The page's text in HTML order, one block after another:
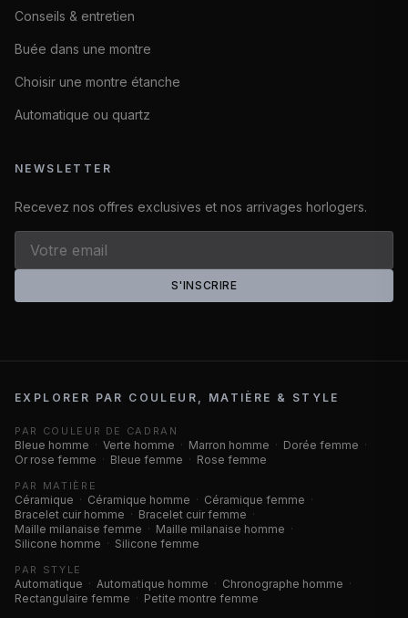
Conseils & entretien
Buée dans une montre
Choisir une montre étanche
Automatique ou quartz
NEWSLETTER
Recevez nos offres exclusives et nos arrivages horlogers.
S'INSCRIRE
EXPLORER PAR COULEUR, MATIÈRE & STYLE
PAR COULEUR DE CADRAN
Bleue homme · Verte homme · Marron homme · Dorée femme ·
Or rose femme · Bleue femme · Rose femme
PAR MATIÈRE
Céramique · Céramique homme · Céramique femme ·
Bracelet cuir homme · Bracelet cuir femme ·
Maille milanaise femme · Maille milanaise homme ·
Silicone homme · Silicone femme
PAR STYLE
Automatique · Automatique homme · Chronographe homme ·
Rectangulaire femme · Petite montre femme